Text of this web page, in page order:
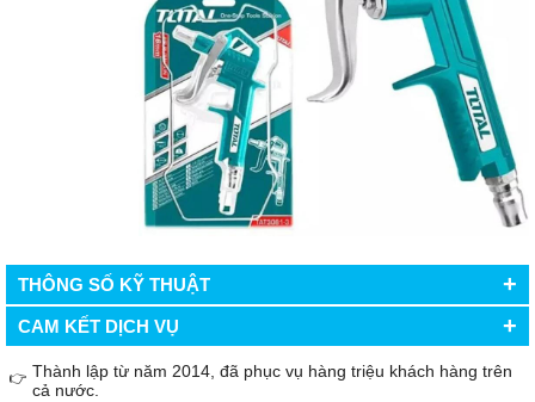
THÔNG SỐ KỸ THUẬT +
CAM KẾT DỊCH VỤ +
👉 Thành lập từ năm 2014, đã phục vụ hàng triệu khách hàng trên
cả nước.